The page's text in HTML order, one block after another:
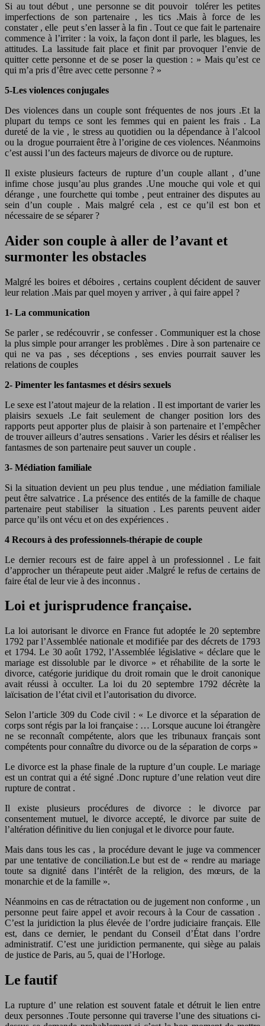
Si au tout début , une personne se dit pouvoir tolérer les petites
imperfections de son partenaire , les tics .Mais à force de les
constater , elle peut s’en lasser à la fin . Tout ce que fait le partenaire
commence à l’irriter : la voix, la façon dont il parle, les blagues, les
attitudes. La lassitude fait place et finit par provoquer l’envie de
quitter cette personne et de se poser la question : » Mais qu’est ce
qui m’a pris d’être avec cette personne ? »
5-Les violences conjugales
Des violences dans un couple sont fréquentes de nos jours .Et la
plupart du temps ce sont les femmes qui en paient les frais . La
dureté de la vie , le stress au quotidien ou la dépendance à l’alcool
ou la drogue pourraient être à l’origine de ces violences. Néanmoins
c’est aussi l’un des facteurs majeurs de divorce ou de rupture.
Il existe plusieurs facteurs de rupture d’un couple allant , d’une
infime chose jusqu’au plus grandes .Une mouche qui vole et qui
dérange , une fourchette qui tombe , peut entrainer des disputes au
sein d’un couple . Mais malgré cela , est ce qu’il est bon et
nécessaire de se séparer ?
Aider son couple à aller de l’avant et
surmonter les obstacles
Malgré les boires et déboires , certains couplent décident de sauver
leur relation .Mais par quel moyen y arriver , à qui faire appel ?
1- La communication
Se parler , se redécouvrir , se confesser . Communiquer est la chose
la plus simple pour arranger les problèmes . Dire à son partenaire ce
qui ne va pas , ses déceptions , ses envies pourrait sauver les
relations de couples
2- Pimenter les fantasmes et désirs sexuels
Le sexe est l’atout majeur de la relation . Il est important de varier les
plaisirs sexuels .Le fait seulement de changer position lors des
rapports peut apporter plus de plaisir à son partenaire et l’empêcher
de trouver ailleurs d’autres sensations . Varier les désirs et réaliser les
fantasmes de son partenaire peut sauver un couple .
3- Médiation familiale
Si la situation devient un peu plus tendue , une médiation familiale
peut être salvatrice . La présence des entités de la famille de chaque
partenaire peut stabiliser la situation . Les parents peuvent aider
parce qu’ils ont vécu et on des expériences .
4 Recours à des professionnels-thérapie de couple
Le dernier recours est de faire appel à un professionnel . Le fait
d’approcher un thérapeute peut aider .Malgré le refus de certains de
faire étal de leur vie à des inconnus .
Loi et jurisprudence française.
La loi autorisant le divorce en France fut adoptée le 20 septembre
1792 par l’Assemblée nationale et modifiée par des décrets de 1793
et 1794. Le 30 août 1792, l’Assemblée législative « déclare que le
mariage est dissoluble par le divorce » et réhabilite de la sorte le
divorce, catégorie juridique du droit romain que le droit canonique
avait réussi à occulter. La loi du 20 septembre 1792 décrète la
laïcisation de l’état civil et l’autorisation du divorce.
Selon l’article 309 du Code civil : « Le divorce et la séparation de
corps sont régis par la loi française : … Lorsque aucune loi étrangère
ne se reconnaît compétente, alors que les tribunaux français sont
compétents pour connaître du divorce ou de la séparation de corps »
Le divorce est la phase finale de la rupture d’un couple. Le mariage
est un contrat qui a été signé .Donc rupture d’une relation veut dire
rupture de contrat .
Il existe plusieurs procédures de divorce : le divorce par
consentement mutuel, le divorce accepté, le divorce par suite de
l’altération définitive du lien conjugal et le divorce pour faute.
Mais dans tous les cas , la procédure devant le juge va commencer
par une tentative de conciliation.Le but est de « rendre au mariage
toute sa dignité dans l’intérêt de la religion, des mœurs, de la
monarchie et de la famille ».
Néanmoins en cas de rétractation ou de jugement non conforme , un
personne peut faire appel et avoir recours à la Cour de cassation .
C’est la juridiction la plus élevée de l’ordre judiciaire français. Elle
est, dans ce dernier, le pendant du Conseil d’État dans l’ordre
administratif. C’est une juridiction permanente, qui siège au palais
de justice de Paris, au 5, quai de l’Horloge.
Le fautif
La rupture d’ une relation est souvent fatale et détruit le lien entre
deux personnes .Toute personne qui traverse l’une des situations ci-